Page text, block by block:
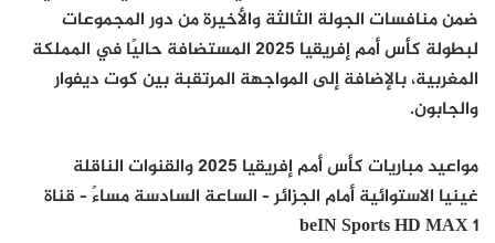
ضمن منافسات الجولة الثالثة والأخيرة من دور المجموعات
لبطولة كأس أمم إفريقيا 2025 المستضافة حاليًا في المملكة
المغربية، بالإضافة إلى المواجهة المرتقبة بين كوت ديفوار
والجابون.
مواعيد مباريات كأس أمم إفريقيا 2025 والقنوات الناقلة
غينيا الاستوائية أمام الجزائر – الساعة السادسة مساءً – قناة
beIN Sports HD MAX 1